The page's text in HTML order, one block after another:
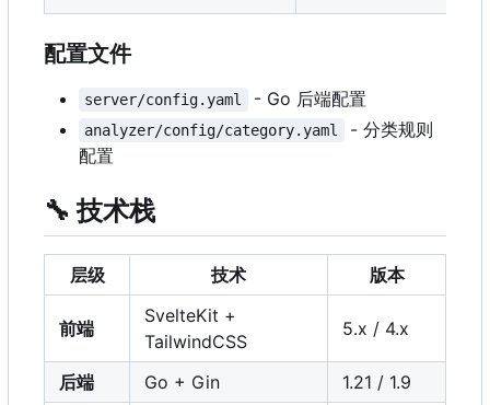
配置文件
server/config.yaml - Go 后端配置
analyzer/config/category.yaml
- 分类规则
配置
🔧 技术栈
层级 技术 版本
前端
SvelteKit +
TailwindCSS
5.x / 4.x
后端 Go + Gin
1.21 / 1.9